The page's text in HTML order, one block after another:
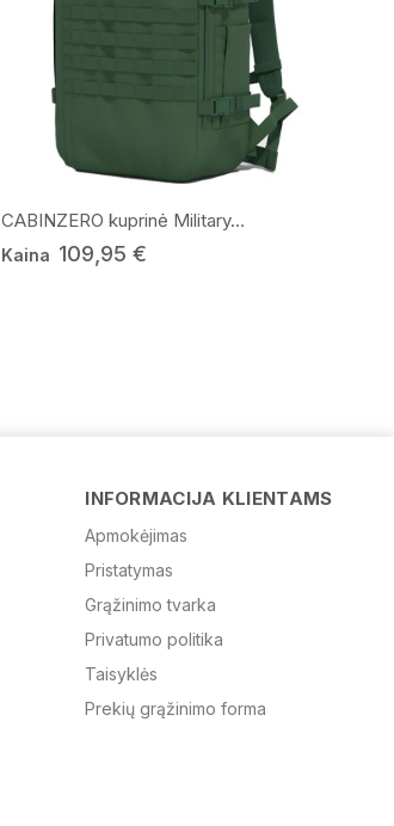
CABINZERO kuprinė Military...
Kaina 109,95 €
INFORMACIJA KLIENTAMS
Apmokėjimas
Pristatymas
Grąžinimo tvarka
Privatumo politika
Taisyklės
Prekių grąžinimo forma